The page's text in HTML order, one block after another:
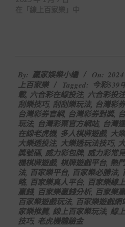
09-
14
By: 贏家娛樂小編 On:
上百家樂
Tagged: 今彩539
載, 六合彩在線投注, 六合彩投
刮樂技巧, 刮刮樂玩法, 台灣彩
台灣彩券官網, 台灣彩券對獎,
玩法, 台灣彩票官方網站, 台灣
在線老虎機, 多人棋牌遊戲, 大
大樂透投注, 大樂透玩法技巧,
獎號碼, 威力彩包牌, 威力彩常
機棋牌遊戲, 棋牌遊戲平台, 熱
法, 百家樂平台, 百家樂必勝法,
略, 百家樂真人平台, 百家樂線
贏錢, 百家樂贏錢分析, 百家樂
百家樂遊戲玩法, 百家樂遊戲網
家樂推薦, 線上百家樂玩法, 線
技巧, 老虎機體驗金